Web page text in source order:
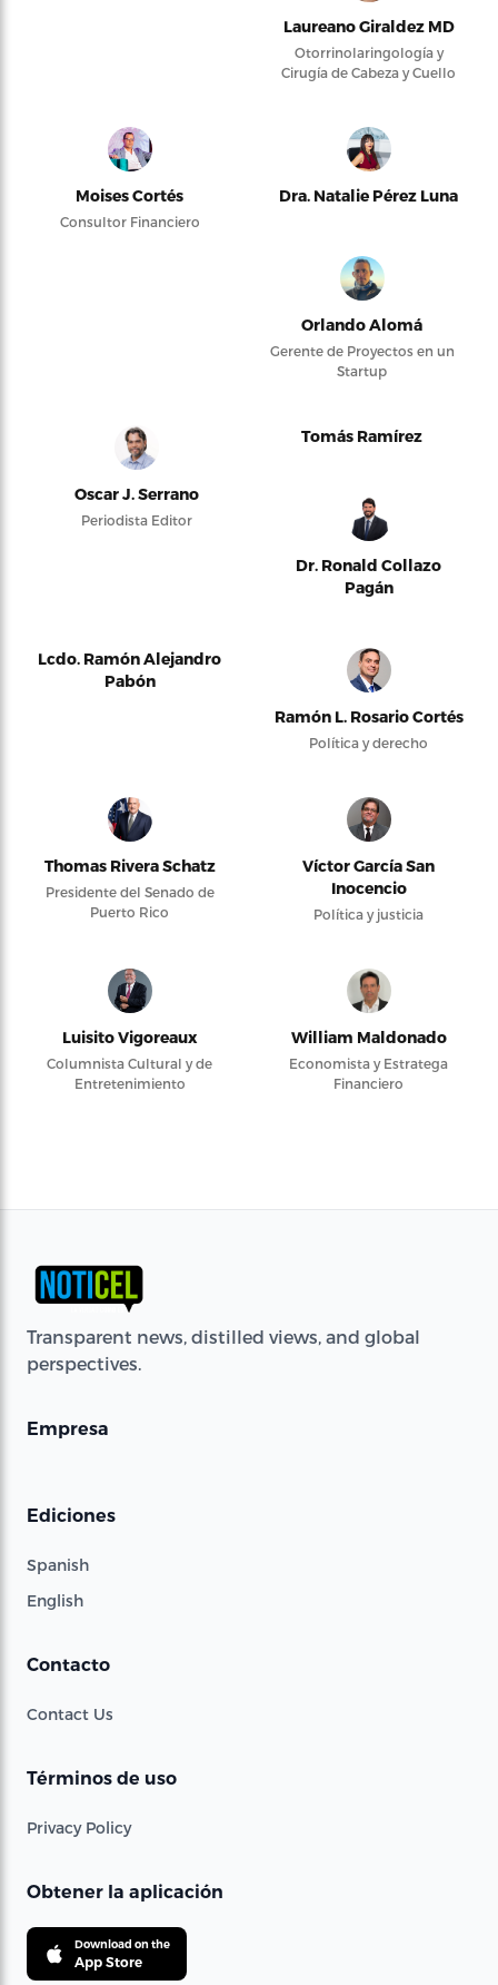
Laureano Giraldez MD
Otorrinolaringología y
Cirugía de Cabeza y Cuello
Moises Cortés
Consultor Financiero
Dra. Natalie Pérez Luna
Orlando Alomá
Gerente de Proyectos en un
Startup
Oscar J. Serrano
Periodista Editor
Tomás Ramírez
Dr. Ronald Collazo
Pagán
Lcdo. Ramón Alejandro
Pabón
Ramón L. Rosario Cortés
Política y derecho
Thomas Rivera Schatz
Presidente del Senado de
Puerto Rico
Víctor García San
Inocencio
Política y justicia
Luisito Vigoreaux
Columnista Cultural y de
Entretenimiento
William Maldonado
Economista y Estratega
Financiero
Transparent news, distilled views, and global
perspectives.
Empresa
Ediciones
Spanish
English
Contacto
Contact Us
Términos de uso
Privacy Policy
Obtener la aplicación
Download on the
App Store